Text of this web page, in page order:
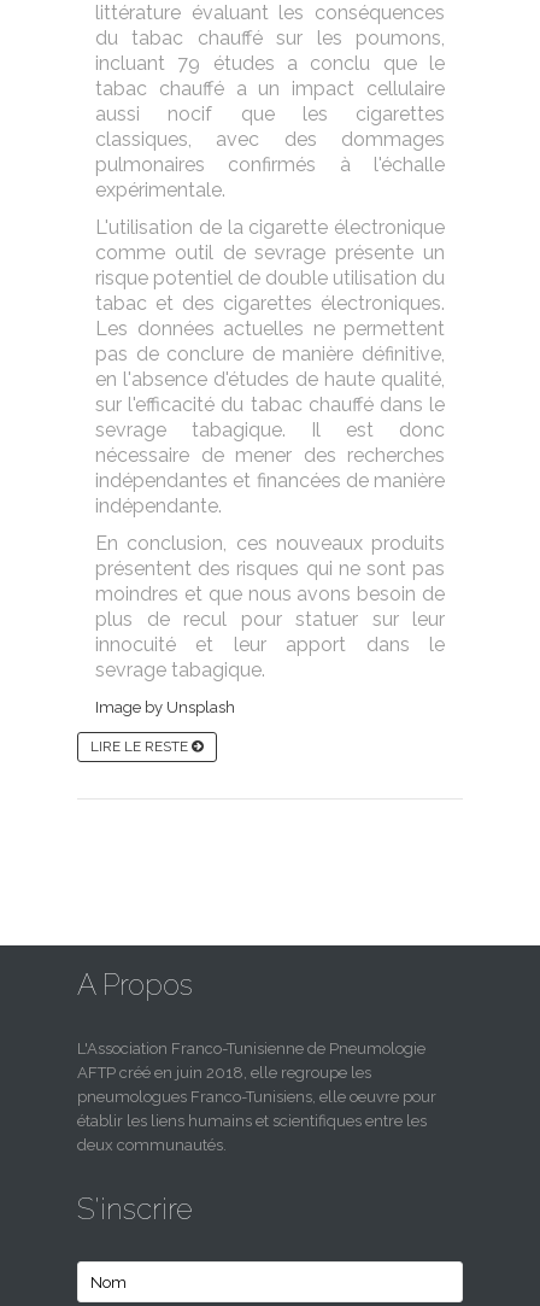
littérature évaluant les conséquences
du tabac chauffé sur les poumons,
incluant 79 études a conclu que le
tabac chauffé a un impact cellulaire
aussi nocif que les cigarettes
classiques, avec des dommages
pulmonaires confirmés à l'échalle
expérimentale.
L'utilisation de la cigarette électronique
comme outil de sevrage présente un
risque potentiel de double utilisation du
tabac et des cigarettes électroniques.
Les données actuelles ne permettent
pas de conclure de manière définitive,
en l'absence d'études de haute qualité,
sur l'efficacité du tabac chauffé dans le
sevrage tabagique. Il est donc
nécessaire de mener des recherches
indépendantes et financées de manière
indépendante.
En conclusion, ces nouveaux produits
présentent des risques qui ne sont pas
moindres et que nous avons besoin de
plus de recul pour statuer sur leur
innocuité et leur apport dans le
sevrage tabagique.
Image by Unsplash
LIRE LE RESTE
A Propos
L'Association Franco-Tunisienne de Pneumologie
AFTP créé en juin 2018, elle regroupe les
pneumologues Franco-Tunisiens, elle oeuvre pour
établir les liens humains et scientifiques entre les
deux communautés.
S'inscrire